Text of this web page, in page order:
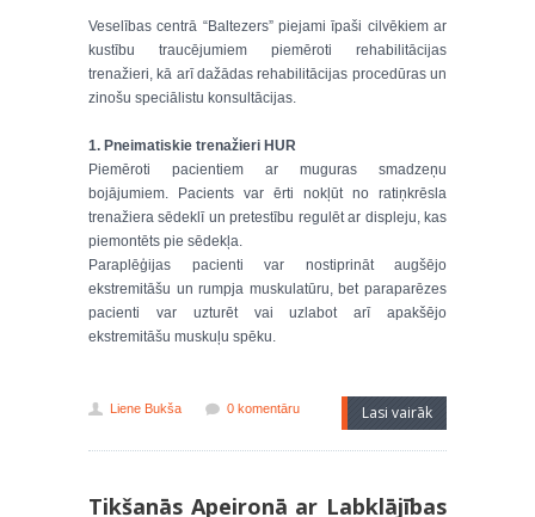
Veselības centrā “Baltezers” piejami īpaši cilvēkiem ar
kustību traucējumiem piemēroti rehabilitācijas
trenažieri, kā arī dažādas rehabilitācijas procedūras un
zinošu speciālistu konsultācijas.
1. Pneimatiskie trenažieri HUR
Piemēroti pacientiem ar muguras smadzeņu
bojājumiem. Pacients var ērti nokļūt no ratiņkrēsla
trenažiera sēdeklī un pretestību regulēt ar displeju, kas
piemontēts pie sēdekļa.
Paraplēģijas pacienti var nostiprināt augšējo
ekstremitāšu un rumpja muskulatūru, bet paraparēzes
pacienti var uzturēt vai uzlabot arī apakšējo
ekstremitāšu muskuļu spēku.
Liene Bukša 0 komentāru Lasi vairāk
Tikšanās Apeironā ar Labklājības